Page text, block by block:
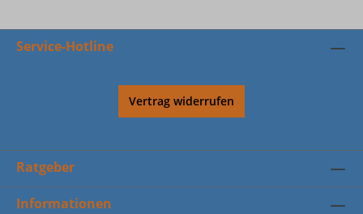
Service-Hotline
Vertrag widerrufen
Ratgeber
Informationen